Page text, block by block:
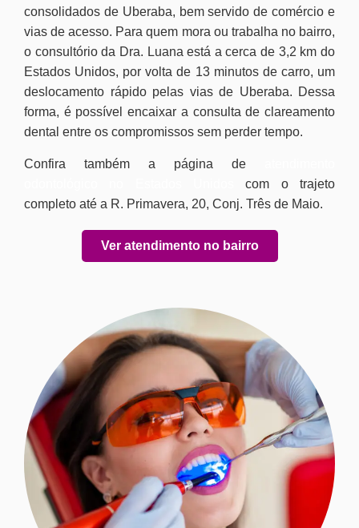
consolidados de Uberaba, bem servido de comércio e
vias de acesso. Para quem mora ou trabalha no bairro,
o consultório da Dra. Luana está a cerca de 3,2 km do
Estados Unidos, por volta de 13 minutos de carro, um
deslocamento rápido pelas vias de Uberaba. Dessa
forma, é possível encaixar a consulta de clareamento
dental entre os compromissos sem perder tempo.
Confira também a página de
com o trajeto
completo até a R. Primavera, 20, Conj. Três de Maio.
Ver atendimento no bairro